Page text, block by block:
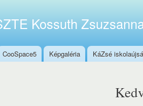
Kossuth
CooSpace5 Képgaléria KáZsé